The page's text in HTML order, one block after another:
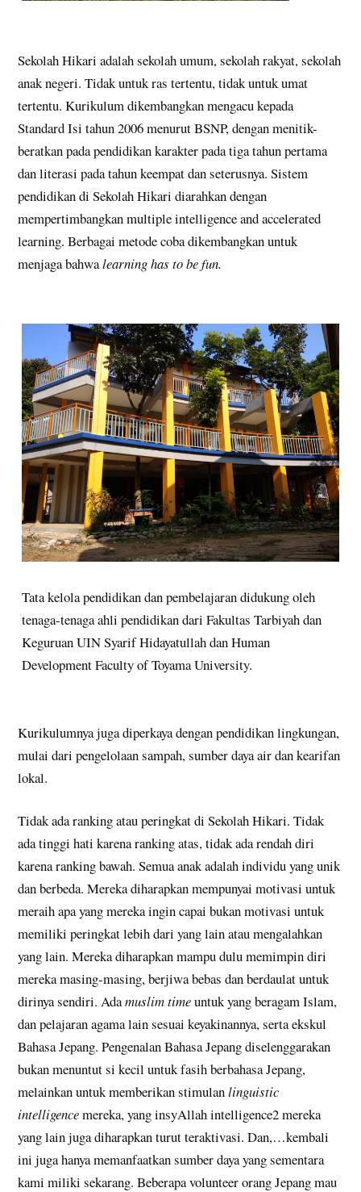
Sekolah Hikari adalah sekolah umum, sekolah rakyat, sekolah
anak negeri. Tidak untuk ras tertentu, tidak untuk umat
tertentu. Kurikulum dikembangkan mengacu kepada
Standard Isi tahun 2006 menurut BSNP, dengan menitik-
beratkan pada pendidikan karakter pada tiga tahun pertama
dan literasi pada tahun keempat dan seterusnya. Sistem
pendidikan di Sekolah Hikari diarahkan dengan
mempertimbangkan multiple intelligence and accelerated
learning. Berbagai metode coba dikembangkan untuk
menjaga bahwalearning has to be fun.
Tata kelola pendidikan dan pembelajaran didukung oleh
tenaga-tenaga ahli pendidikan dari Fakultas Tarbiyah dan
Keguruan UIN Syarif Hidayatullah dan Human
Development Faculty of Toyama University.
Kurikulumnya juga diperkaya dengan pendidikan lingkungan,
mulai dari pengelolaan sampah, sumber daya air dan kearifan
lokal.
Tidak ada ranking atau peringkat di Sekolah Hikari. Tidak
ada tinggi hati karena ranking atas, tidak ada rendah diri
karena ranking bawah. Semua anak adalah individu yang unik
dan berbeda. Mereka diharapkan mempunyai motivasi untuk
meraih apa yang mereka ingin capai bukan motivasi untuk
memiliki peringkat lebih dari yang lain atau mengalahkan
yang lain. Mereka diharapkan mampu dulu memimpin diri
mereka masing-masing, berjiwa bebas dan berdaulat untuk
dirinya sendiri. Adamuslim timeuntuk yang beragam Islam,
dan pelajaran agama lain sesuai keyakinannya, serta ekskul
Bahasa Jepang. Pengenalan Bahasa Jepang diselenggarakan
bukan menuntut si kecil untuk fasih berbahasa Jepang,
melainkan untuk memberikan stimulanlinguistic
intelligencemereka, yang insyAllah intelligence2 mereka
yang lain juga diharapkan turut teraktivasi. Dan,…kembali
ini juga hanya memanfaatkan sumber daya yang sementara
kami miliki sekarang. Beberapa volunteer orang Jepang mau